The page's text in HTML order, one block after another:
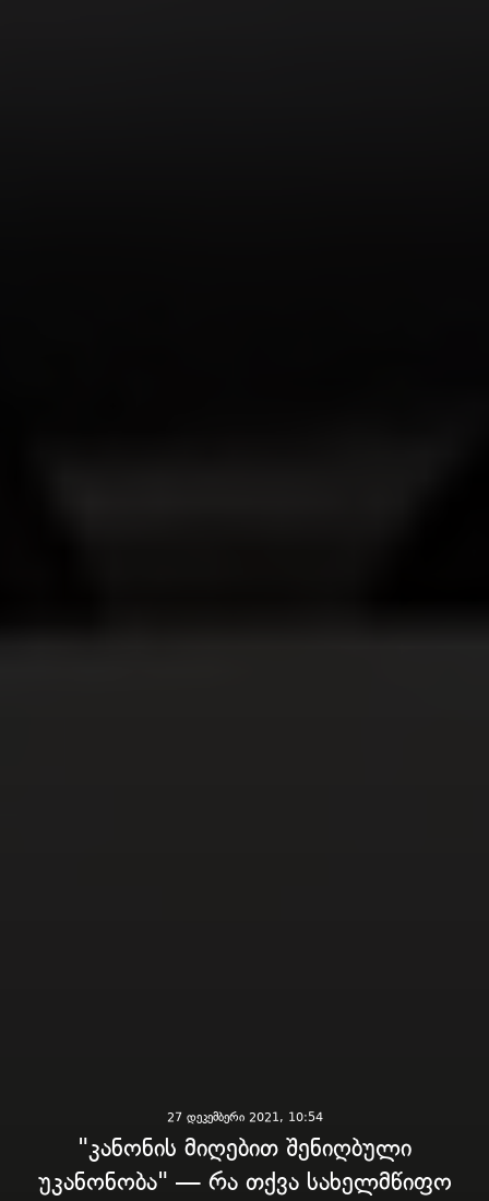
27 დეკემბერი 2021, 10:54
"კანონის მიღებით შენიღბული
უკანონობა" — რა თქვა სახელმწიფო